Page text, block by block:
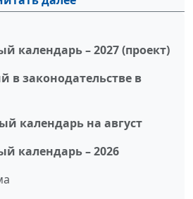
календарь – 2027 (проект)
в законодательстве в
календарь на август
календарь – 2026